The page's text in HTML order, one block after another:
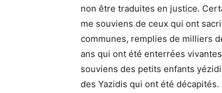
non être traduites en justice.
me souviens de ceux qui ont
communes, remplies de milliers
ans qui ont été enterrées
souviens des petits enfants
des Yazidis qui ont été